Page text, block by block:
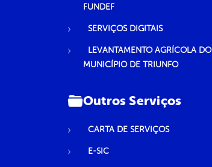
FUNDEF
SERVIÇOS DIGITAIS
LEVANTAMENTO AGRÍCOLA DO
MUNICÍPIO DE TRIUNFO
Outros Serviços
CARTA DE SERVIÇOS
E-SIC